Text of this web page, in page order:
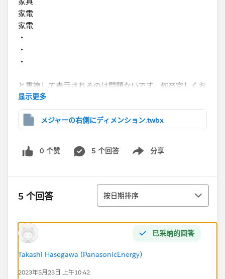
家電
家電​
・
・
・
と重複して表示されるのは問題ないです。何卒宜しくお
願いします。​
显示更多
メジャーの右側にディメンション.twbx
0 个赞 5 个回答 分享
Show menu
5 个回答 排序
按日期排序
已采纳的回答
Takashi Hasegawa (PanasonicEnergy)
2023年5月23日 上午10:42